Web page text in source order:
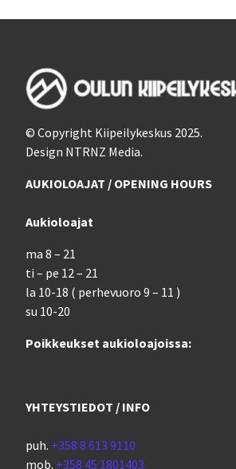
© Copyright Kiipeilykeskus 2025.
Design NTRNZ Media.
AUKIOLOAJAT / OPENING HOURS
Aukioloajat
ma 8 – 21
ti – pe 12 – 21
la 10-18 ( perhevuoro 9 – 11 )
su 10-20
Poikkeukset aukioloajoissa:
YHTEYSTIEDOT / INFO
puh. +358 8 613 9110
mob. +358 45 1801403